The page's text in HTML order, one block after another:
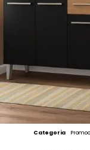
Categoria